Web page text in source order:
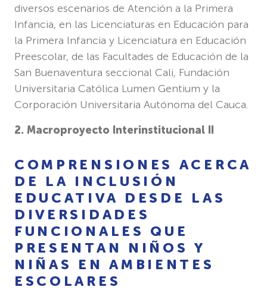
diversos escenarios de Atención a la Primera
Infancia, en las Licenciaturas en Educación para
la Primera Infancia y Licenciatura en Educación
Preescolar, de las Facultades de Educación de la
San Buenaventura seccional Cali, Fundación
Universitaria Católica Lumen Gentium y la
Corporación Universitaria Autónoma del Cauca.
2. Macroproyecto Interinstitucional II
COMPRENSIONES ACERCA
DE LA INCLUSIÓN
EDUCATIVA DESDE LAS
DIVERSIDADES
FUNCIONALES QUE
PRESENTAN NIÑOS Y
NIÑAS EN AMBIENTES
ESCOLARES